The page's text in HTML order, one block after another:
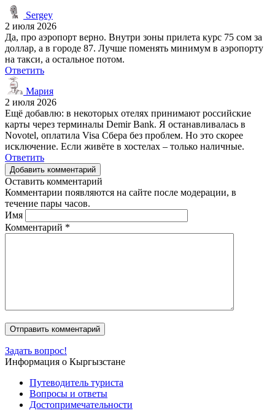
Sergey
2 июля 2026
Да, про аэропорт верно. Внутри зоны прилета курс 75 сом за
доллар, а в городе 87. Лучше поменять минимум в аэропорту
на такси, а остальное потом.
Ответить
Мария
2 июля 2026
Ещё добавлю: в некоторых отелях принимают российские
карты через терминалы Demir Bank. Я останавливалась в
Novotel, оплатила Visa Сбера без проблем. Но это скорее
исключение. Если живёте в хостелах – только наличные.
Ответить
Добавить комментарий
Оставить комментарий
Комментарии появляются на сайте после модерации, в
течение пары часов.
Имя
Комментарий *
Задать вопрос!
Информация о Кыргызстане
Путеводитель туриста
Вопросы и ответы
Достопримечательности